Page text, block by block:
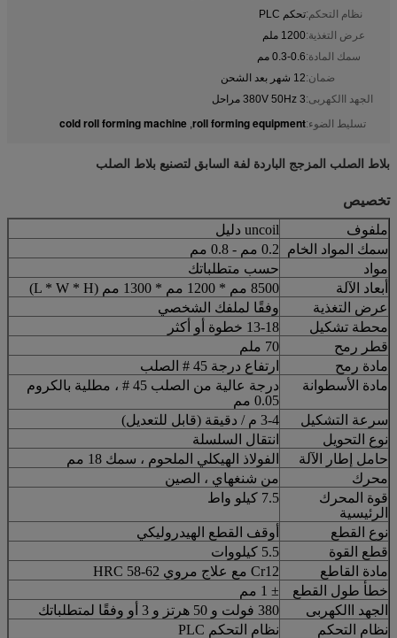
نظام التحكم:تحكم PLC
عرض التغذية:1200 ملم
سمك المادة:0.3-0.6 مم
ضمان:12 شهر بعد الشحن
الجهد االكهربى:380V 50Hz 3 مراحل
تسليط الضوء:roll forming equipment
,
cold roll forming machine
بلاط الصلب المزجج الباردة لفة السابق لتصنيع بلاط الصلب
تخصيص
ملفوف
uncoil دليل
سمك المواد الخام
0.2 مم - 0.8 مم
مواد
حسب متطلباتك
أبعاد الآلة
8500 مم * 1200 مم * 1300 مم (L * W * H)
عرض التغذية
وفقًا لملفك الشخصي
محطة تشكيل
13-18 خطوة أو أكثر
قطر رمح
70 ملم
مادة رمح
ارتفاع درجة 45 # الصلب
مادة الأسطوانة
درجة عالية من الصلب 45 # ، مطلية بالكروم
0.05 مم
سرعة التشكيل
3-4 م / دقيقة (قابل للتعديل)
نوع التحويل
انتقال السلسلة
حامل إطار الآلة
الفولاذ الهيكلي الملحوم ، سمك 18 مم
محرك
من شنغهاي ، الصين
قوة المحرك
الرئيسية
7.5 كيلو واط
نوع القطع
أوقف القطع الهيدروليكي
قطع القوة
5.5 كيلووات
مادة القاطع
Cr12 مع علاج مروي HRC 58-62
خطأ طول القطع
± 1 مم
الجهد االكهربى
380 فولت و 50 هرتز و 3 أو وفقًا لمتطلباتك
نظام التحكم
نظام التحكم PLC